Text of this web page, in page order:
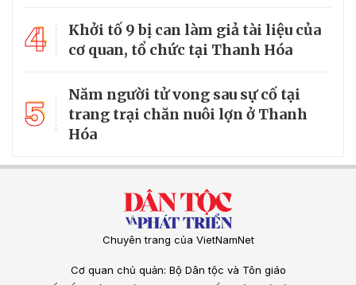
4
Khởi tố 9 bị can làm giả tài liệu của
cơ quan, tổ chức tại Thanh Hóa
5
Năm người tử vong sau sự cố tại
trang trại chăn nuôi lợn ở Thanh
Hóa
Chuyên trang của VietNamNet
Cơ quan chủ quản: Bộ Dân tộc và Tôn giáo